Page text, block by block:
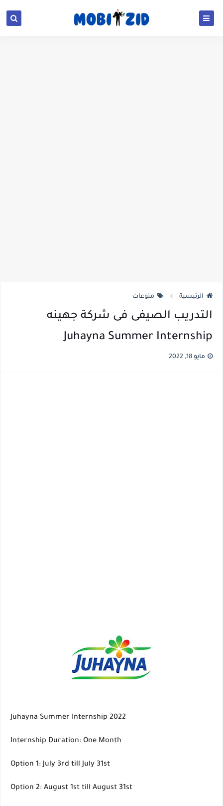
الرئيسية منوعات
التدريب الصيفى فى شركة جهينه
Juhayna Summer Internship
مايو 18, 2022
Juhayna Summer Internship 2022
Internship Duration: One Month
Option 1: July 3rd till July 31st
Option 2: August 1st till August 31st